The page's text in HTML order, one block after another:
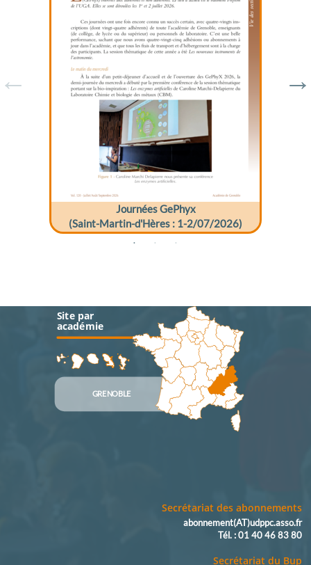
Journées GePhyx
(Saint-Martin-d'Hères : 1-2/07/2026)
Site par
académie
GRENOBLE
Secrétariat des abonnements
abonnement(AT)udppc.asso.fr
Tél. : 01 40 46 83 80
Secrétariat du Bup